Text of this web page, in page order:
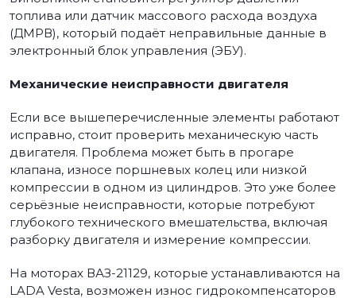
топлива или датчик массового расхода воздуха
(ДМРВ), который подаёт неправильные данные в
электронный блок управления (ЭБУ).
Механические неисправности двигателя
Если все вышеперечисленные элементы работают
исправно, стоит проверить механическую часть
двигателя. Проблема может быть в прогаре
клапана, износе поршневых колец или низкой
компрессии в одном из цилиндров. Это уже более
серьёзные неисправности, которые потребуют
глубокого технического вмешательства, включая
разборку двигателя и измерение компрессии.
На моторах ВАЗ-21129, которые устанавливаются на
LADA Vesta, возможен износ гидрокомпенсаторов